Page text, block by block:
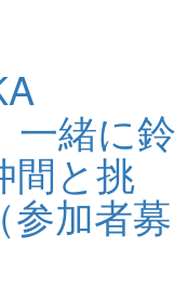
一緒に鈴
間と挑
参加者募